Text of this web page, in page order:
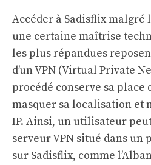
Accéder à Sadisflix malgré
une certaine maîtrise
les plus répandues
d’un VPN (Virtual Private
procédé conserve sa place
masquer sa localisation et
IP. Ainsi, un utilisateur
serveur VPN situé dans un
sur Sadisflix, comme